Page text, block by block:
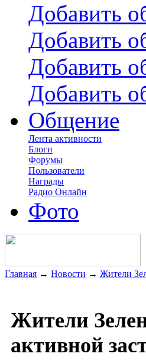
Добавить
Добавить
Добавить
Добавить
Общение
Лента активности
Блоги
Форумы
Пользователи
Награды
Радио Онлайн
Фото
Главная → Новости → Жители
Жители
активной